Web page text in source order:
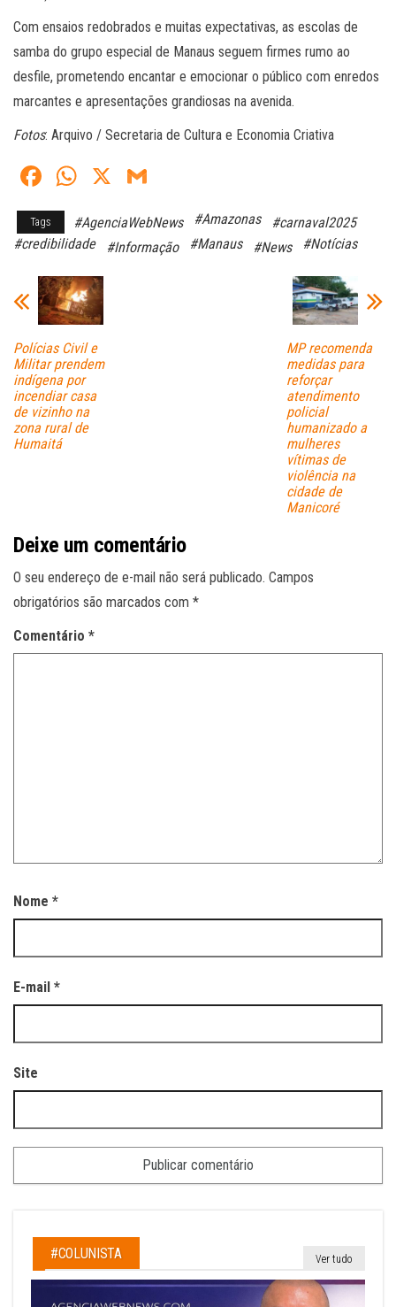
Com ensaios redobrados e muitas expectativas, as escolas de
samba do grupo especial de Manaus seguem firmes rumo ao
desfile, prometendo encantar e emocionar o público com enredos
marcantes e apresentações grandiosas na avenida.
Fotos: Arquivo / Secretaria de Cultura e Economia Criativa
Fa
ce
bo
W
ts
pp
X
ail
Tags #AgenciaWebNews #Amazonas
#carnaval2025
#credibilidade
#Informação #Manaus #News #Notícias
Polícias Civil e
Militar prendem
indígena por
incendiar casa
de vizinho na
zona rural de
Humaitá
MP recomenda
medidas para
reforçar
atendimento
policial
humanizado a
mulheres
vítimas de
violência na
cidade de
Manicoré
Deixe um comentário
O seu endereço de e-mail não será publicado. Campos
obrigatórios são marcados com *
Comentário *
Nome *
E-mail *
Site
#COLUNISTA Ver tudo